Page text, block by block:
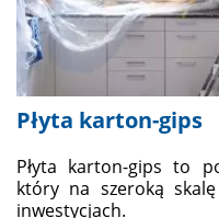
Płyta karton-gips
Płyta karton-gips to
który na szeroką
inwestycjach.